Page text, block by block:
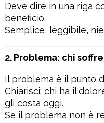
Deve dire in una riga
beneficio.
Semplice, leggibile,
2. Problema: chi
Il problema è il punto
Chiarisci: chi ha il
gli costa oggi.
Se il problema non è